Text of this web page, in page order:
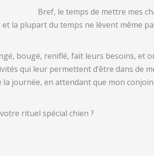
Bref, le temps de mettre mes
la plupart du temps ne lèvent même
bougé, reniflé, fait leurs besoins, et
qui leur permettent d’être dans de
la journée, en attendant que mon
rituel spécial chien ?